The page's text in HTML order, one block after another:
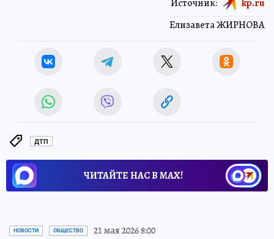
Елизавета ЖИРНОВА
Источник: kp.ru
ДТП
ЧИТАЙТЕ НАС В МАХ!
НОВОСТИ ОБЩЕСТВО 21 мая 2026 8:00